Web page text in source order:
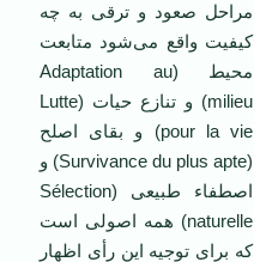
مراحل صعود و ترقی به چه
کیفیت واقع می‌شود متابعت
محیط (Adaptation au
milieu) و تنازع حیات (Lutte
pour la vie) و بقای اصلح
(Survivance du plus apte) و
اصطفاء طبیعی (Sélection
naturelle) همه اصولی است
که برای توجیه این رأی اظهار